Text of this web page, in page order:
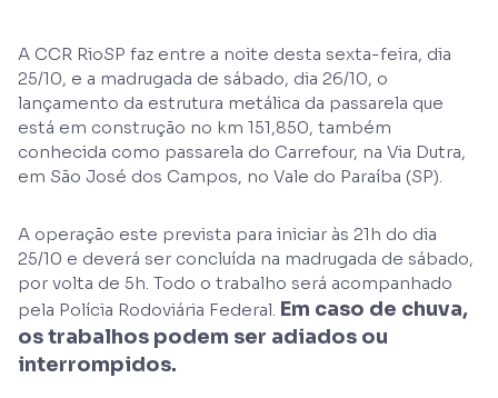
A CCR RioSP faz entre a noite desta sexta-feira, dia
25/10, e a madrugada de sábado, dia 26/10, o
lançamento da estrutura metálica da passarela que
está em construção no km 151,850, também
conhecida como passarela do Carrefour, na Via Dutra,
em São José dos Campos, no Vale do Paraíba (SP).
A operação este prevista para iniciar às 21h do dia
25/10 e deverá ser concluída na madrugada de sábado,
por volta de 5h. Todo o trabalho será acompanhado
pela Polícia Rodoviária Federal. Em caso de chuva,
os trabalhos podem ser adiados ou
interrompidos.